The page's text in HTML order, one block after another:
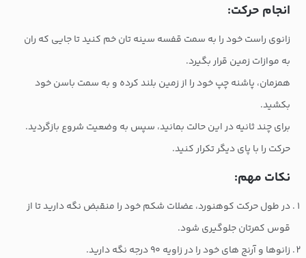
انجام حرکت:
زانوی راست خود را به سمت قفسه سینه تان خم کنید تا جایی که ران
به موازات زمین قرار بگیرد.
همزمان، پاشنه چپ خود را از زمین بلند کرده و به سمت باسن خود
بکشید.
برای چند ثانیه در این حالت بمانید، سپس به وضعیت شروع بازگردید.
حرکت را با پای دیگر تکرار کنید.
نکات مهم:
در طول حرکت کوهنورد، عضلات شکم خود را منقبض نگه دارید تا از
قوس کمرتان جلوگیری شود.
زانوها و آرنج های خود را در زاویه ۹۰ درجه نگه دارید.